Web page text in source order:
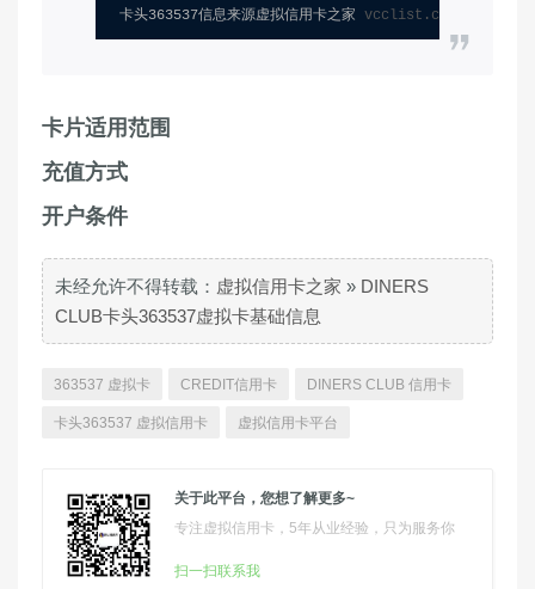
卡头363537信息来源虚拟信用卡之家 vcclist.com
卡片适用范围
充值方式
开户条件
未经允许不得转载： 虚拟信用卡之家 » DINERS
CLUB卡头363537虚拟卡基础信息
363537 虚拟卡 CREDIT信用卡 DINERS CLUB 信用卡
卡头363537 虚拟信用卡 虚拟信用卡平台
关于此平台，您想了解更多~
专注虚拟信用卡，5年从业经验，只为服务你
扫一扫联系我